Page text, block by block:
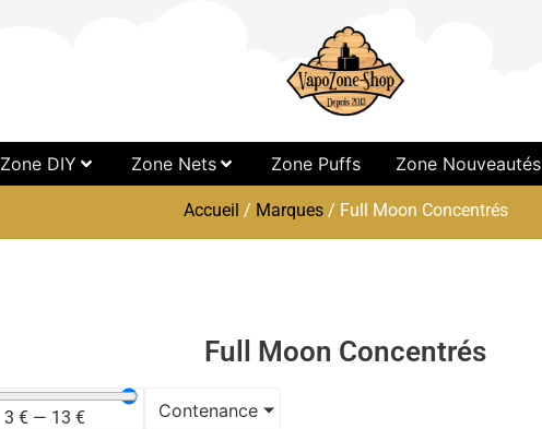
Zone DIY Zone Nets Zone Puffs Zone Nouveautés
Accueil / Marques/ Full Moon Concentrés
Full Moon Concentrés
3 €— 13 € Contenance